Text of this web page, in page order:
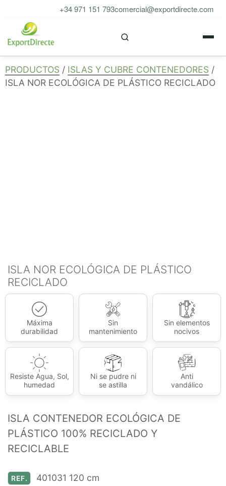
contenido
+34 971 151 793comercial@exportdirecte.com
PRODUCTOS / ISLAS Y CUBRE CONTENEDORES /
ISLA NOR ECOLÓGICA DE PLÁSTICO RECICLADO
ISLA NOR ECOLÓGICA DE PLÁSTICO
RECICLADO
Máxima
durabilidad
Sin
mantenimiento
Sin elementos
nocivos
Resiste Agua, Sol,
humedad
Ni se pudre ni
se astilla
Anti
vandálico
ISLA CONTENEDOR ECOLÓGICA DE
PLÁSTICO 100% RECICLADO Y
RECICLABLE
REF. 401031 120 cm